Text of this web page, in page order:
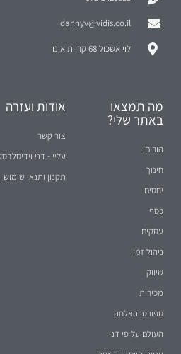
dannyv@vidis.co.il
לוי אשכול 68 קריית אונו
מה תמצאו
באתר שלי?
ניהול זמן
ספורט והצלחה
העולם על פי דני
אודות ועזרה
עליי - דני וידיסלבסקי